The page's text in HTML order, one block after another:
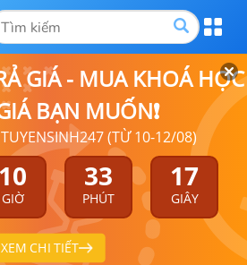
GIÁ - MUA KHOÁ HỌC
BẠN MUỐN❗
(TỪ 10-12/08)
10
GIỜ
33
PHÚT
17
GIÂY
XEM CHI TIẾT